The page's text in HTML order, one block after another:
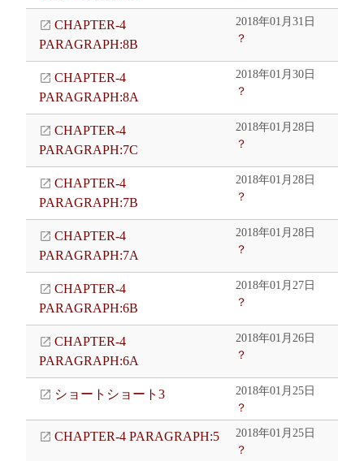
CHAPTER-4
PARAGRAPH:8B
2018年01月31日
？
CHAPTER-4
PARAGRAPH:8A
2018年01月30日
？
CHAPTER-4
PARAGRAPH:7C
2018年01月28日
？
CHAPTER-4
PARAGRAPH:7B
2018年01月28日
？
CHAPTER-4
PARAGRAPH:7A
2018年01月28日
？
CHAPTER-4
PARAGRAPH:6B
2018年01月27日
？
CHAPTER-4
PARAGRAPH:6A
2018年01月26日
？
ショートショート3
2018年01月25日
？
CHAPTER-4 PARAGRAPH:5
2018年01月25日
？